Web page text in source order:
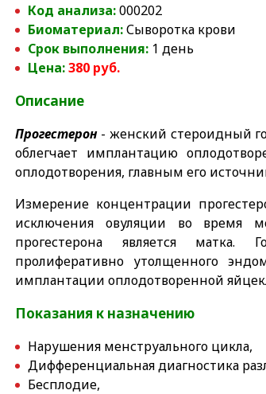
Код анализа:000202
Биоматериал:Сыворотка крови
Срок выполнения: 1 день
Цена:380 руб.
Описание
Прогестерон - женский стероидный
облегчает имплантацию
оплодотворения, главным его
Измерение концентрации
исключения овуляции во время
прогестерона является матка.
пролиферативно утолщенного
имплантации оплодотворенной
Показания к назначению
Нарушения менструального цикла,
Дифференциальная диагностика
Бесплодие,